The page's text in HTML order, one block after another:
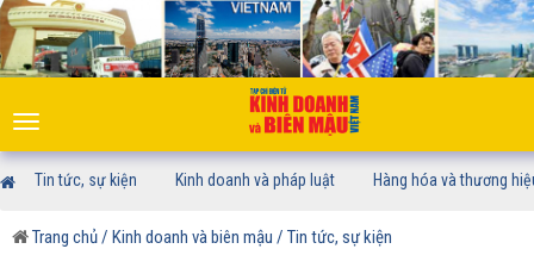
Toggle
navigation
Tin tức, sự kiện Kinh doanh và pháp luật Hàng hóa và thương
Trang chủ/ Kinh doanh và biên mậu / Tin tức, sự kiện